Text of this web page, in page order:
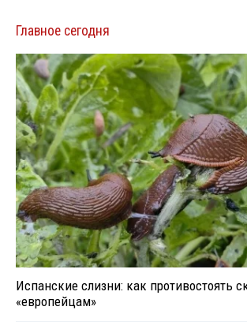
Главное сегодня
Испанские слизни: как противостоять
«европейцам»